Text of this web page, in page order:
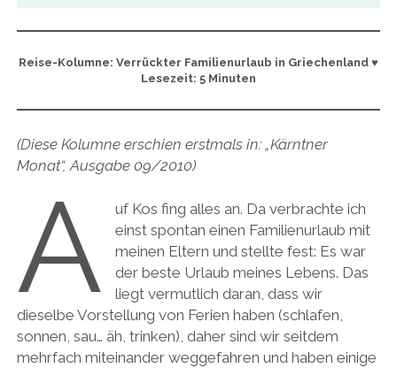
Reise-Kolumne: Verrückter Familienurlaub in Griechenland ♥
Lesezeit: 5 Minuten
(Diese Kolumne erschien erstmals in: „Kärntner
Monat“, Ausgabe 09/2010)
A
uf Kos fing alles an. Da verbrachte ich
einst spontan einen Familienurlaub mit
meinen Eltern und stellte fest: Es war
der beste Urlaub meines Lebens. Das
liegt vermutlich daran, dass wir
dieselbe Vorstellung von Ferien haben (schlafen,
sonnen, sau… äh, trinken), daher sind wir seitdem
mehrfach miteinander weggefahren und haben einige